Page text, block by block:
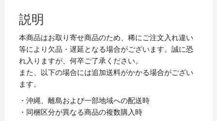
色
綿
100％
日
本
製
触
り
心
説明
本商品はお取り寄せ商品のため、稀にご注文入れ違い
等により欠品・遅延となる場合がございます。誠に恐
れ入りますが、何卒ご了承ください。
また、以下の場合には追加送料がかかる場合がござい
ます。
・沖縄、離島および一部地域への配送時
・同梱区分が異なる商品の複数購入時